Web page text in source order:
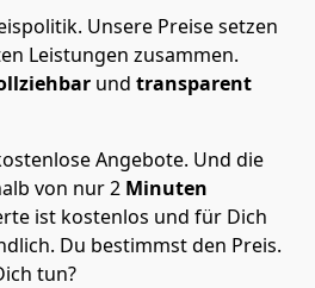
Unsere Preise setzen
Leistungen zusammen.
und transparent
Angebote. Und die
von nur2 Minuten
ist kostenlos und für Dich
Du bestimmst den Preis.
tun?